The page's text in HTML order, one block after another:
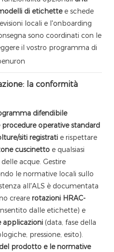
di etichettee schede
locali e l'onboarding
sono coordinati con le
il vostro programma di
la conformità
difendibile
operative standard
siti registrati e rispettare
cuscinetto e qualsiasi
acque. Gestire
le normative locali sullo
all'ALS è documentata
creare rotazioni HRAC-
dalle etichette) e
applicazioni (data, fase della
pressione, esito).
prodotto e le normative